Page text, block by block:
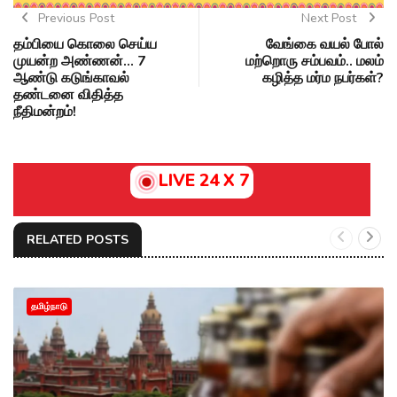
Previous Post
தம்பியை கொலை செய்ய
முயன்ற அண்ணன்... 7
ஆண்டு கடுங்காவல்
தண்டனை விதித்த
நீதிமன்றம்!
Next Post
வேங்கை வயல் போல்
மற்றொரு சம்பவம்.. மலம்
கழித்த மர்ம நபர்கள்?
LIVE 24 X 7
RELATED POSTS
தமிழ்நாடு